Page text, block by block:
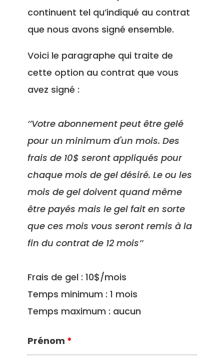
continuent tel qu’indiqué au contrat
que nous avons signé ensemble.
Voici le paragraphe qui traite de
cette option au contrat que vous
avez signé :
‘’Votre abonnement peut être gelé
pour un minimum d'un mois. Des
frais de 10$ seront appliqués pour
chaque mois de gel désiré. Le ou les
mois de gel doivent quand même
être payés mais le gel fait en sorte
que ces mois vous seront remis à la
fin du contrat de 12 mois’’
Frais de gel : 10$/mois
Temps minimum : 1 mois
Temps maximum : aucun
Prénom *